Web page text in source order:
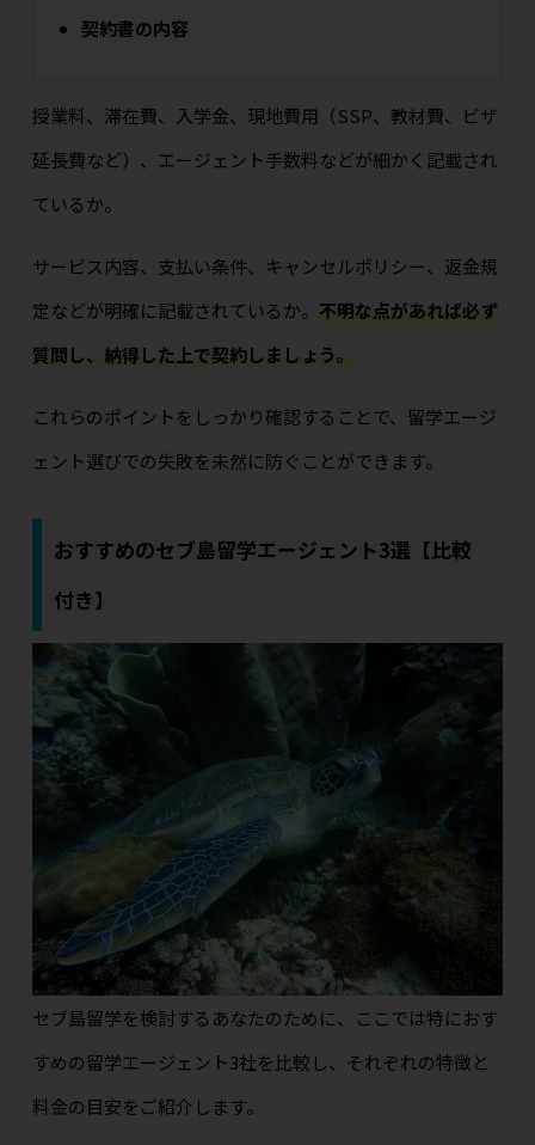
契約書の内容
授業料、滞在費、入学金、現地費用（SSP、教材費、ビザ
延長費など）、エージェント手数料などが細かく記載され
ているか。
サービス内容、支払い条件、キャンセルポリシー、返金規
定などが明確に記載されているか。 不明な点があれば必ず
質問し、納得した上で契約しましょう。
これらのポイントをしっかり確認することで、留学エージ
ェント選びでの失敗を未然に防ぐことができます。
おすすめのセブ島留学エージェント3選【比較
付き】
セブ島留学を検討するあなたのために、ここでは特におす
すめの留学エージェント3社を比較し、それぞれの特徴と
料金の目安をご紹介します。